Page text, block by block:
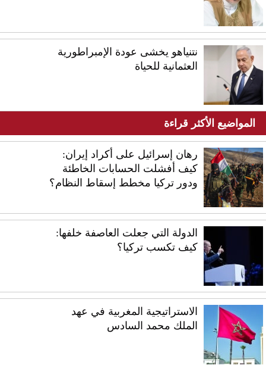
نتنياهو يخشى عودة الإمبراطورية
العثمانية للحياة
المواضيع الأكثر قراءة
رهان إسرائيل على أكراد إيران:
كيف أفشلت الحسابات الخاطئة
ودور تركيا مخطط إسقاط النظام؟
الدولة التي جعلت العاصفة خلفها:
كيف تكسب تركيا؟
الاستراتيجية المغربية في عهد
الملك محمد السادس